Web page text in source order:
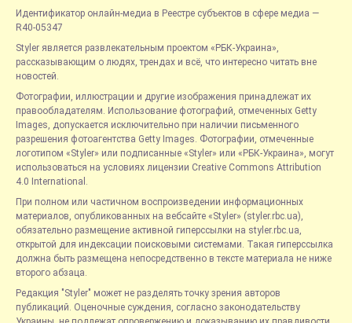
Идентификатор онлайн-медиа в Реестре субъектов в сфере медиа —
R40-05347
Styler является развлекательным проектом «РБК-Украина»,
рассказывающим о людях, трендах и всё, что интересно читать вне
новостей.
Фотографии, иллюстрации и другие изображения принадлежат их
правообладателям. Использование фотографий, отмеченных Getty
Images, допускается исключительно при наличии письменного
разрешения фотоагентства Getty Images. Фотографии, отмеченные
логотипом «Styler» или подписанные «Styler» или «РБК-Украина», могут
использоваться на условиях лицензии Creative Commons Attribution
4.0 International.
При полном или частичном воспроизведении информационных
материалов, опубликованных на вебсайте «Styler» (styler.rbc.ua),
обязательно размещение активной гиперссылки на styler.rbc.ua,
открытой для индексации поисковыми системами. Такая гиперссылка
должна быть размещена непосредственно в тексте материала не ниже
второго абзаца.
Редакция "Styler" может не разделять точку зрения авторов
публикаций. Оценочные суждения, согласно законодательству